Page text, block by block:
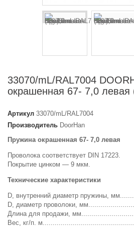
33070/mL/RAL7004
окрашенная 67- 7,0 левая
Артикул 33070/mL/RAL7004
Производитель DoorHan
Пружина окрашенная 67- 7,0 левая
Проволока соответствует DIN 17223.
Покрытие цинком — 9 мкм.
Технические характеристики
D, внутренний диаметр пружины,
D, диаметр проволоки,
Длина для продажи,
Вес, кг/п.